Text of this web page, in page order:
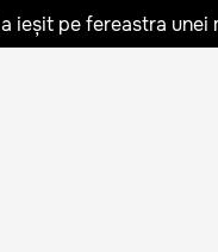
ieșit pe fereastra unei